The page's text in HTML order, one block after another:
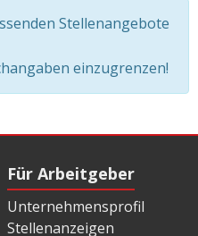
Stellenangebote
einzugrenzen!
Für Arbeitgeber
Unternehmensprofil
Stellenanzeigen